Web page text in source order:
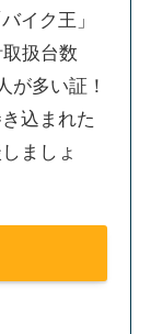
イク王」
扱台数
が多い証！
込まれた
ましょ